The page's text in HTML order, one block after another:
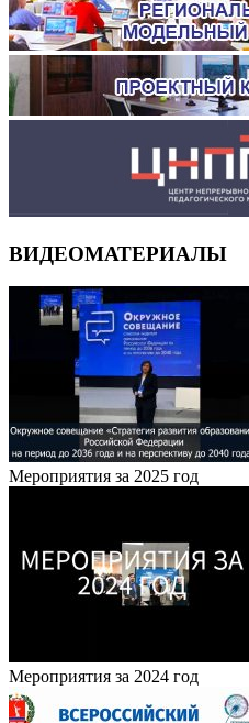
ВИДЕОМАТЕРИАЛЫ
Мероприятия за 2025 год
Мероприятия за 2024 год